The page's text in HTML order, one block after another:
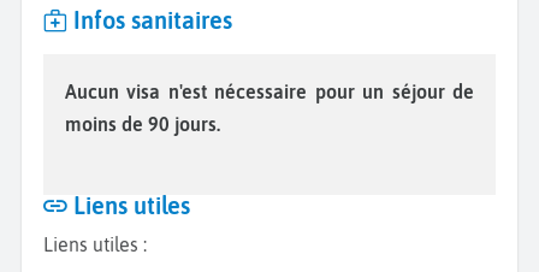
Infos sanitaires
Aucun visa n'est nécessaire pour un séjour de
moins de 90 jours.
Liens utiles
Liens utiles :